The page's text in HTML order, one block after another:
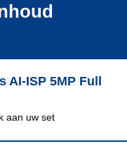
AI-ISP 5MP Full
aan uw set